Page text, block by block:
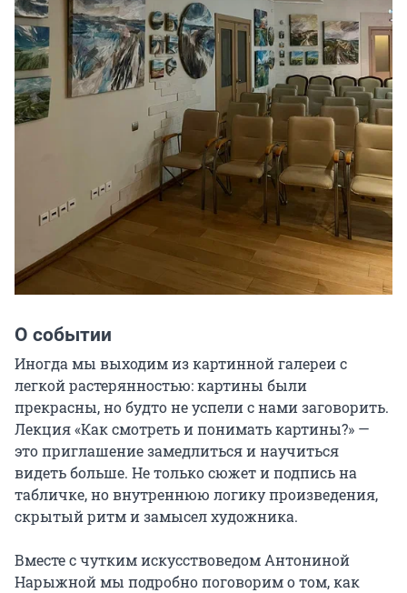
О событии
Иногда мы выходим из картинной галереи с
легкой растерянностью: картины были
прекрасны, но будто не успели с нами заговорить.
Лекция «Как смотреть и понимать картины?» —
это приглашение замедлиться и научиться
видеть больше. Не только сюжет и подпись на
табличке, но внутреннюю логику произведения,
скрытый ритм и замысел художника.
Вместе с чутким искусствоведом Антониной
Нарыжной мы подробно поговорим о том, как